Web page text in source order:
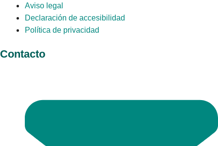
Aviso legal
Declaración de accesibilidad
Política de privacidad
Contacto